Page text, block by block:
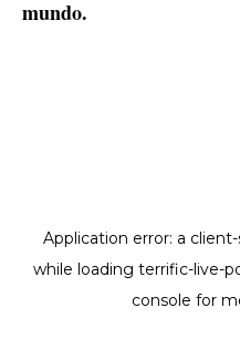
mundo.